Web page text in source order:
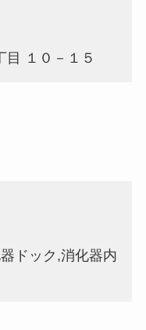
目 １０－１５
ドック,消化器内